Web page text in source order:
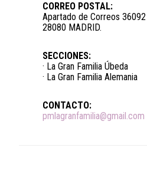
CORREO POSTAL:
Apartado de Correos 36092
28080 MADRID.
SECCIONES:
· La Gran Familia Úbeda
· La Gran Familia Alemania
CONTACTO:
pmlagranfamilia@gmail.com